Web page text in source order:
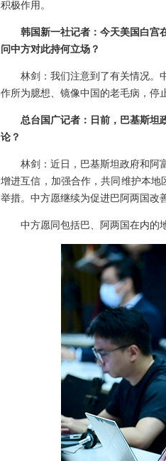
积极作用。
韩国新一社记者：今天美国白宫
问中方对此持何立场？
林剑：我们注意到了有关情况。
作所为臆想、镜像中国的老毛病，停
总台国广记者：日前，巴基斯坦
论？
林剑：近日，巴基斯坦政府和阿
增进互信，加强合作，共同维护本
举措。中方愿继续为促进巴阿两国改
中方愿同包括巴、阿两国在内的